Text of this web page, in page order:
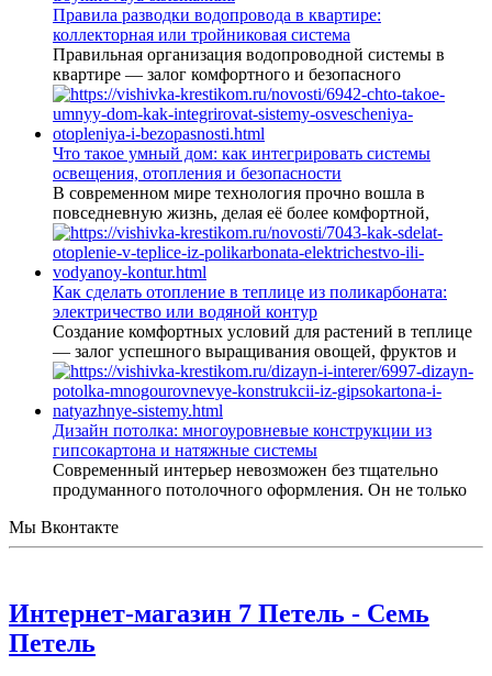
Правила разводки водопровода в квартире:
коллекторная или тройниковая система
Правильная организация водопроводной системы в
квартире — залог комфортного и безопасного
Что такое умный дом: как интегрировать системы
освещения, отопления и безопасности
В современном мире технология прочно вошла в
повседневную жизнь, делая её более комфортной,
Как сделать отопление в теплице из поликарбоната:
электричество или водяной контур
Создание комфортных условий для растений в теплице
— залог успешного выращивания овощей, фруктов и
Дизайн потолка: многоуровневые конструкции из
гипсокартона и натяжные системы
Современный интерьер невозможен без тщательно
продуманного потолочного оформления. Он не только
Мы Вконтакте
Интернет-магазин 7 Петель - Семь
Петель